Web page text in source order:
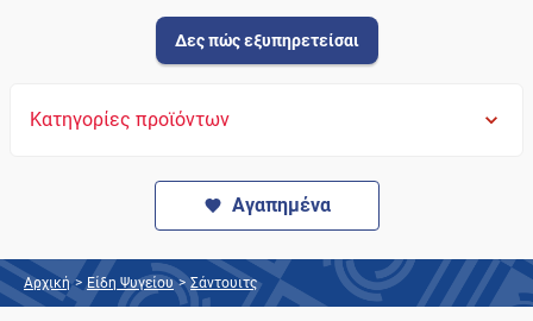
Δες πώς εξυπηρετείσαι
Κατηγορίες προϊόντων
Αγαπημένα
Αρχική > Είδη Ψυγείου > Σάντουιτς